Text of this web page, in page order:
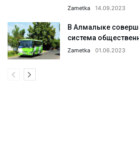
Zametka 14.09.2023
В Алмалыке
система
Zametka 01.06.2023